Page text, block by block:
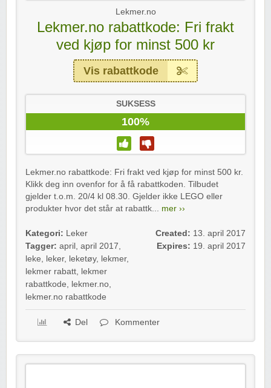
Lekmer.no
Lekmer.no rabattkode: Fri frakt
ved kjøp for minst 500 kr
Vis rabattkode
SUKSESS
100%
Lekmer.no rabattkode: Fri frakt ved kjøp for minst 500 kr.
Klikk deg inn ovenfor for å få rabattkoden. Tilbudet
gjelder t.o.m. 20/4 kl 08.30. Gjelder ikke LEGO eller
produkter hvor det står at rabattk... mer ››
Kategori: Leker
Tagger: april , april 2017,
leke, leker, leketøy, lekmer,
lekmer rabatt, lekmer
rabattkode, lekmer.no,
lekmer.no rabattkode
Created: 13. april 2017
Expires: 19. april 2017
Del Kommenter